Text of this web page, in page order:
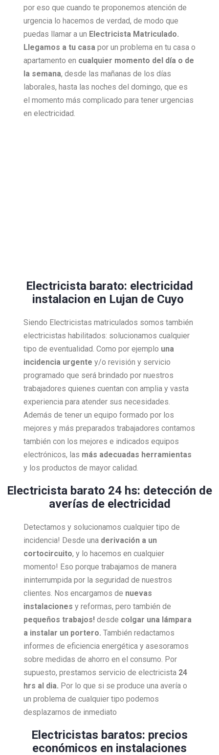
por eso que cuando te proponemos atención de
urgencia lo hacemos de verdad, de modo que
puedas llamar a un Electricista Matriculado.
Llegamos a tu casa por un problema en tu casa o
apartamento en cualquier momento del día o de
la semana, desde las mañanas de los días
laborales, hasta las noches del domingo, que es
el momento más complicado para tener urgencias
en electricidad.
Electricista barato: electricidad
instalacion en Lujan de Cuyo
Siendo Electricistas matriculados somos también
electricistas habilitados: solucionamos cualquier
tipo de eventualidad. Como por ejemplo una
incidencia urgente y/o revisión y servicio
programado que será brindado por nuestros
trabajadores quienes cuentan con amplia y vasta
experiencia para atender sus necesidades.
Además de tener un equipo formado por los
mejores y más preparados trabajadores contamos
también con los mejores e indicados equipos
electrónicos, las más adecuadas herramientas
y los productos de mayor calidad.
Electricista barato 24 hs: detección de
averías de electricidad
Detectamos y solucionamos cualquier tipo de
incidencia! Desde una derivación a un
cortocircuito, y lo hacemos en cualquier
momento! Eso porque trabajamos de manera
ininterrumpida por la seguridad de nuestros
clientes. Nos encargamos de nuevas
instalaciones y reformas, pero también de
pequeños trabajos! desde colgar una lámpara
a instalar un portero. También redactamos
informes de eficiencia energética y asesoramos
sobre medidas de ahorro en el consumo. Por
supuesto, prestamos servicio de electricista 24
hrs al dia. Por lo que si se produce una avería o
un problema de cualquier tipo podemos
desplazarnos de inmediato
Electricistas baratos: precios
económicos en instalaciones